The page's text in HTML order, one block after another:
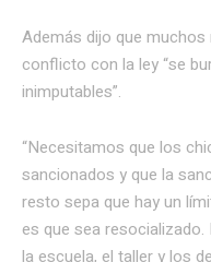
Además dijo que
conflicto con la ley “se
inimputables”.
“Necesitamos que los
sancionados y que la
resto sepa que hay un
es que sea
la escuela, el taller y los